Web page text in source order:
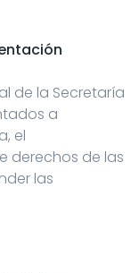
de la Secretaría
a
el
derechos de las
las